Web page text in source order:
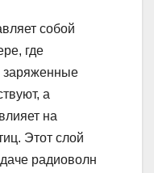
собой
где
заряженные
а
на
Этот слой
радиоволн